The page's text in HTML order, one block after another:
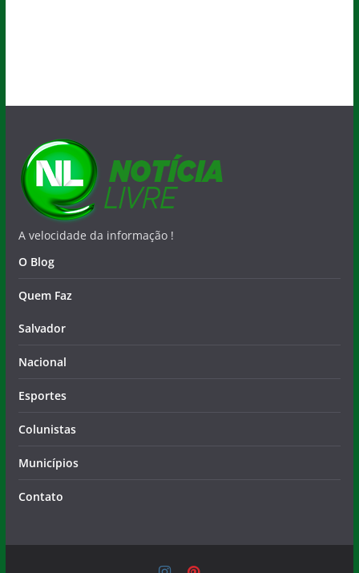
A velocidade da informação !
O Blog
Quem Faz
Salvador
Nacional
Esportes
Colunistas
Municípios
Contato